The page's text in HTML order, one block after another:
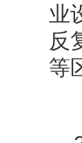
业
反
等